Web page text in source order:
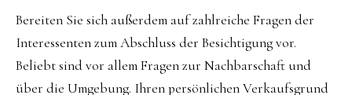
Bereiten Sie sich außerdem auf zahlreiche Fragen der
Interessenten zum Abschluss der Besichtigung vor.
Beliebt sind vor allem Fragen zur Nachbarschaft und
über die Umgebung. Ihren persönlichen Verkaufsgrund